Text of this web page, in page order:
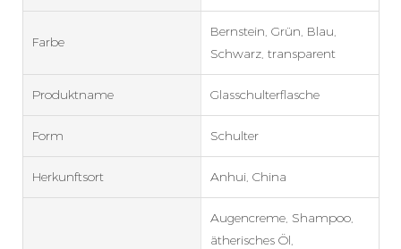
Farbe
Bernstein, Grün, Blau,
Schwarz, transparent
Produktname Glasschulterflasche
Form Schulter
Herkunftsort Anhui, China
Augencreme, Shampoo,
ätherisches Öl,